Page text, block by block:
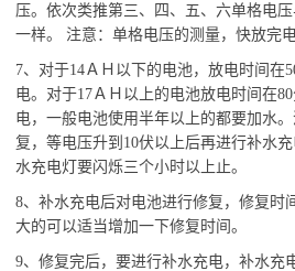
压。依次类推第三、四、五、六单格电
一样。 注意：单格电压的测量，快放完
7、对于14ＡＨ以下的电池，放电时间在
电。对于17ＡＨ以上的电池放电时间在
电，一般电池使用半年以上的都要加水
复，等电压升到10伏以上后再进行补水
水充电灯要闪烁三个小时以上止。
8、补水充电后对电池进行修复，修复时
大的可以适当增加一下修复时间。
9、修复完后，要进行补水充电，补水充